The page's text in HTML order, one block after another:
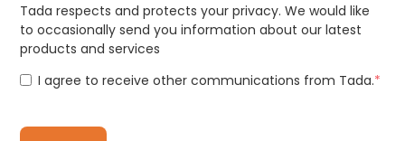
Tada respects and protects your privacy. We would like
to occasionally send you information about our latest
products and services
I agree to receive other communications from Tada.*